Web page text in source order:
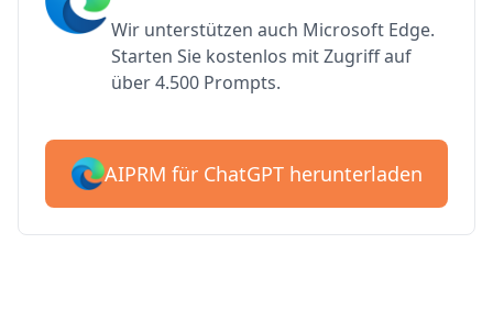
Wir unterstützen auch Microsoft Edge.
Starten Sie kostenlos mit Zugriff auf
über 4.500 Prompts.
AIPRM für ChatGPT herunterladen